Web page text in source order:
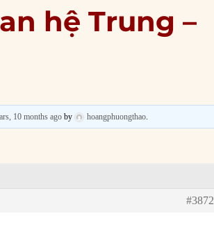
hệ Trung –
10 months agoby hoangphuongthao.
#3872